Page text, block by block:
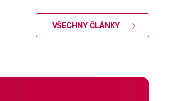
VŠECHNY ČLÁNKY